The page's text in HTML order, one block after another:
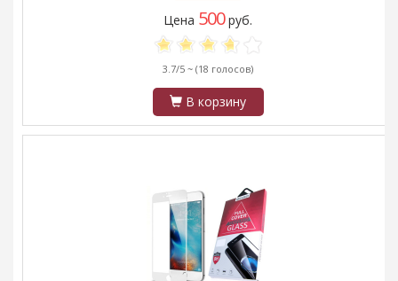
Цена 500руб.
3.7/5 ~ (18 голосов)
В корзину